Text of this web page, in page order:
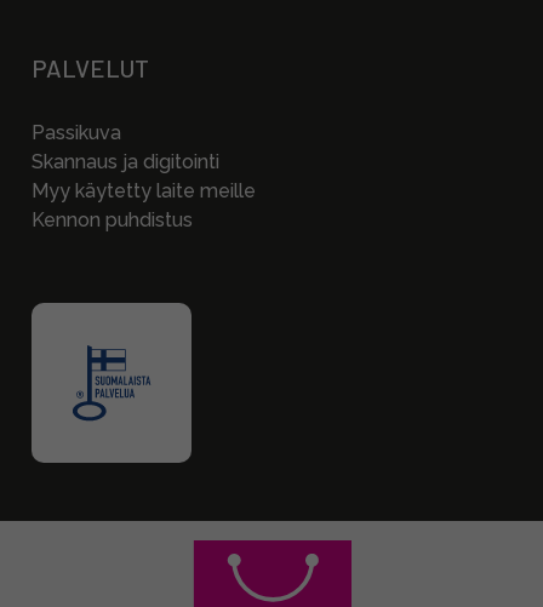
PALVELUT
Passikuva
Skannaus ja digitointi
Myy käytetty laite meille
Kennon puhdistus